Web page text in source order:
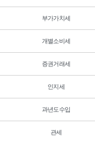
부가가치세
개별소비세
증권거래세
인지세
과년도수입
관세